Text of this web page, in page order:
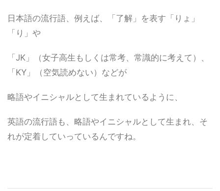
日本語の流行語、例えば、「了解」を表す「りょ」
「り」や
「JK」（女子高生もしくは常考、常識的に考えて）、
「KY」（空気読めない）などが
略語やイニシャルとして生まれているように、
英語の流行語も、略語やイニシャルとして生まれ、そ
れが定着していっているんですね。